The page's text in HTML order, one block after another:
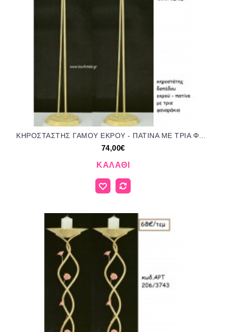
ΚΗΡΟΣΤΑΣΤΗΣ ΓΑΜΟΥ ΕΚΡΟΥ - ΠΑΤΙΝΑ ΜΕ ΤΡΙΑ ΦΑΝΑΡΑΚΙΑ ΑΡΤ Νο208/4046 74.00€!!!
74,00€
ΚΑΛΆΘΙ